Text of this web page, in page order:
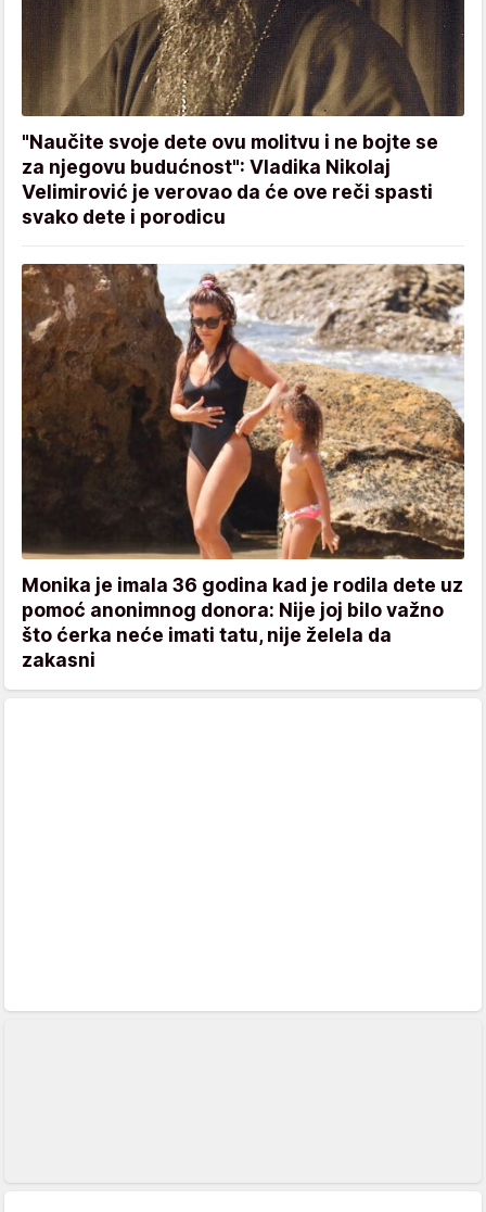
"Naučite svoje dete ovu molitvu i ne bojte se
za njegovu budućnost": Vladika Nikolaj
Velimirović je verovao da će ove reči spasti
svako dete i porodicu
Monika je imala 36 godina kad je rodila dete uz
pomoć anonimnog donora: Nije joj bilo važno
što ćerka neće imati tatu, nije želela da
zakasni